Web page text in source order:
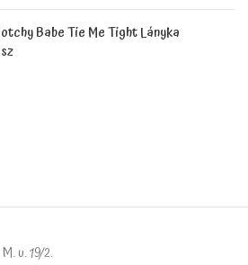
Babe Tie Me Tight Lányka
u. 19/2.